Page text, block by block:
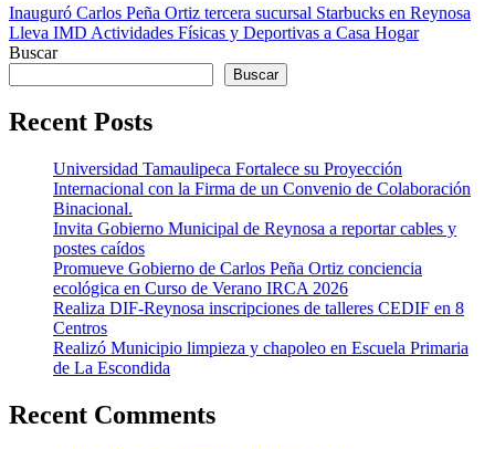
Navegación
de
Inauguró Carlos Peña Ortiz tercera sucursal Starbucks en Reynosa
Lleva IMD Actividades Físicas y Deportivas a Casa Hogar
Buscar
Buscar
Recent Posts
Universidad Tamaulipeca Fortalece su Proyección
Internacional con la Firma de un Convenio de Colaboración
Binacional.
Invita Gobierno Municipal de Reynosa a reportar cables y
postes caídos
Promueve Gobierno de Carlos Peña Ortiz conciencia
ecológica en Curso de Verano IRCA 2026
Realiza DIF-Reynosa inscripciones de talleres CEDIF en 8
Centros
Realizó Municipio limpieza y chapoleo en Escuela Primaria
de La Escondida
Recent Comments